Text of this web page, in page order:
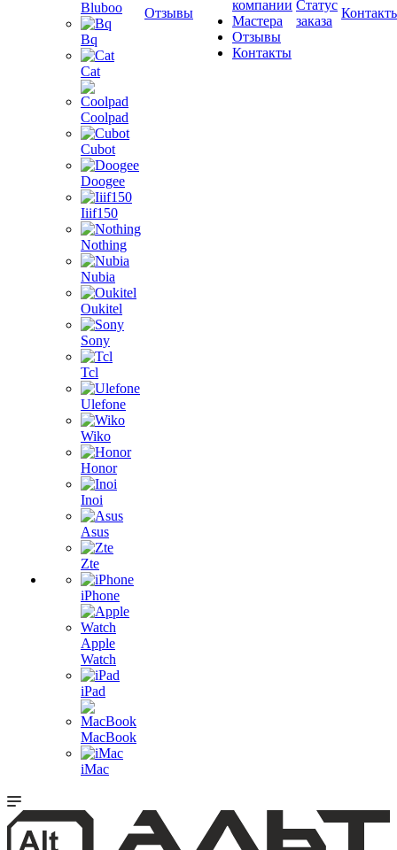
Bluboo
Bq
Cat
Coolpad
Cubot
Doogee
Iiif150
Nothing
Nubia
Oukitel
Sony
Tcl
Ulefone
Wiko
Honor
Inoi
Asus
Zte
iPhone
Apple
Watch
iPad
MacBook
iMac
Отзывы
компании
Мастера
Отзывы
Контакты
Статус
заказа